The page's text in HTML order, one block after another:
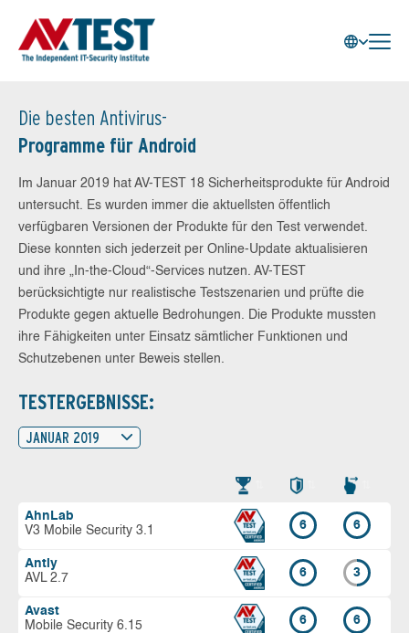
Die besten Antivirus-
Programme für Android
Im Januar 2019 hat AV-TEST 18 Sicherheitsprodukte für Android
untersucht. Es wurden immer die aktuellsten öffentlich
verfügbaren Versionen der Produkte für den Test verwendet.
Diese konnten sich jederzeit per Online-Update aktualisieren
und ihre „In-the-Cloud“-Services nutzen. AV-TEST
berücksichtigte nur realistische Testszenarien und prüfte die
Produkte gegen aktuelle Bedrohungen. Die Produkte mussten
ihre Fähigkeiten unter Einsatz sämtlicher Funktionen und
Schutzebenen unter Beweis stellen.
TESTERGEBNISSE:
JANUAR 2019
AhnLab
V3 Mobile Security 3.1
6 6
Antiy
AVL 2.7
6 3
Avast
Mobile Security 6.15
6 6